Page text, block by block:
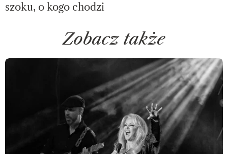
szoku, o kogo chodzi
Zobacz także